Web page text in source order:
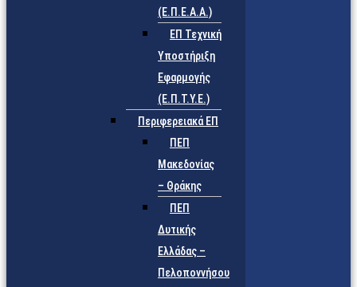
(Ε.Π.Ε.Α.Α.)
ΕΠ Τεχνική
Υποστήριξη
Εφαρμογής
(Ε.Π.Τ.Υ.Ε.)
Περιφερειακά ΕΠ
ΠΕΠ
Μακεδονίας
– Θράκης
ΠΕΠ
Δυτικής
Ελλάδας –
Πελοποννήσου